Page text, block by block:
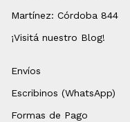
Martínez: Córdoba 844
¡Visitá nuestro Blog!
Envíos
Escribinos (WhatsApp)
Formas de Pago